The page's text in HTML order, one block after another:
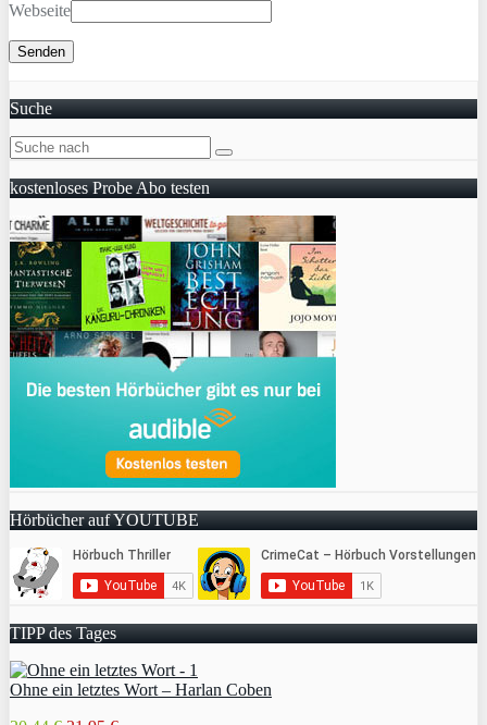
Webseite
Suche
kostenloses Probe Abo testen
Hörbücher auf YOUTUBE
TIPP des Tages
Ohne ein letztes Wort – Harlan Coben